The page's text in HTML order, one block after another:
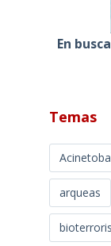
En
Temas
arqueas